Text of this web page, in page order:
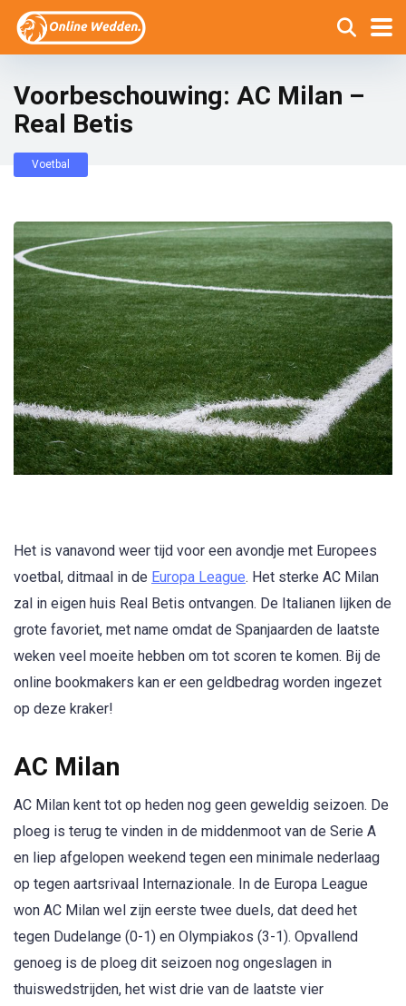
Voorbeschouwing: AC Milan –
Real Betis
Voetbal
Het is vanavond weer tijd voor een avondje met Europees
voetbal, ditmaal in de Europa League. Het sterke AC Milan
zal in eigen huis Real Betis ontvangen. De Italianen lijken de
grote favoriet, met name omdat de Spanjaarden de laatste
weken veel moeite hebben om tot scoren te komen. Bij de
online bookmakers kan er een geldbedrag worden ingezet
op deze kraker!
AC Milan
AC Milan kent tot op heden nog geen geweldig seizoen. De
ploeg is terug te vinden in de middenmoot van de Serie A
en liep afgelopen weekend tegen een minimale nederlaag
op tegen aartsrivaal Internazionale. In de Europa League
won AC Milan wel zijn eerste twee duels, dat deed het
tegen Dudelange (0-1) en Olympiakos (3-1). Opvallend
genoeg is de ploeg dit seizoen nog ongeslagen in
thuiswedstrijden, het wist drie van de laatste vier